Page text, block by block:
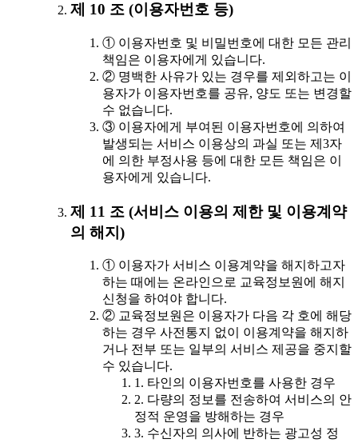
제 10 조 (이용자번호 등)
① 이용자번호 및 비밀번호에 대한 모든 관리
책임은 이용자에게 있습니다.
② 명백한 사유가 있는 경우를 제외하고는 이
용자가 이용자번호를 공유, 양도 또는 변경할
수 없습니다.
③ 이용자에게 부여된 이용자번호에 의하여
발생되는 서비스 이용상의 과실 또는 제3자
에 의한 부정사용 등에 대한 모든 책임은 이
용자에게 있습니다.
제 11 조 (서비스 이용의 제한 및 이용계약
의 해지)
① 이용자가 서비스 이용계약을 해지하고자
하는 때에는 온라인으로 교육정보원에 해지
신청을 하여야 합니다.
② 교육정보원은 이용자가 다음 각 호에 해당
하는 경우 사전통지 없이 이용계약을 해지하
거나 전부 또는 일부의 서비스 제공을 중지할
수 있습니다.
1. 타인의 이용자번호를 사용한 경우
2. 다량의 정보를 전송하여 서비스의 안
정적 운영을 방해하는 경우
3. 수신자의 의사에 반하는 광고성 정